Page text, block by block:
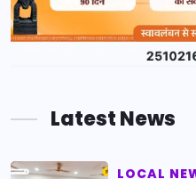
Latest News
LOCAL